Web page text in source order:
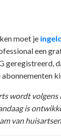
moet je
een
geregistreerd,
wordt volgens
is
van